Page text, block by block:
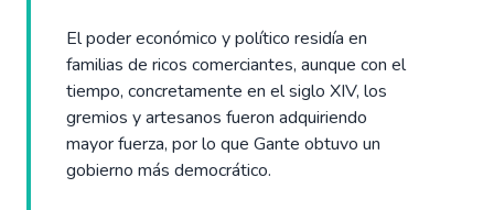
El poder económico y político residía en
familias de ricos comerciantes, aunque con el
tiempo, concretamente en el siglo XIV, los
gremios y artesanos fueron adquiriendo
mayor fuerza, por lo que Gante obtuvo un
gobierno más democrático.